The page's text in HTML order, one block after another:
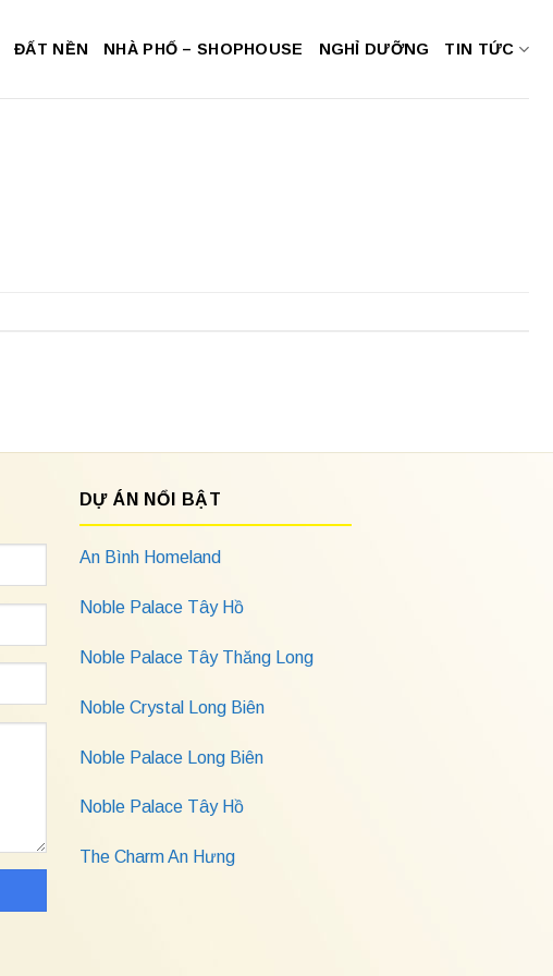
ĐẤT NỀN NHÀ PHỐ – SHOPHOUSE NGHỈ DƯỠNG TIN TỨC
DỰ ÁN NỔI BẬT
An Bình Homeland
Noble Palace Tây Hồ
Noble Palace Tây Thăng Long
Noble Crystal Long Biên
Noble Palace Long Biên
Noble Palace Tây Hồ
The Charm An Hưng